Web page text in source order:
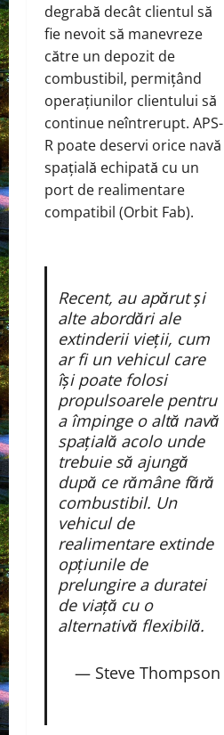
degrabă decât clientul să
fie nevoit să manevreze
către un depozit de
combustibil, permițând
operațiunilor clientului să
continue neîntrerupt. APS-
R poate deservi orice navă
spațială echipată cu un
port de realimentare
compatibil (Orbit Fab).
Recent, au apărut și
alte abordări ale
extinderii vieții, cum
ar fi un vehicul care
își poate folosi
propulsoarele pentru
a împinge o altă navă
spațială acolo unde
trebuie să ajungă
după ce rămâne fără
combustibil. Un
vehicul de
realimentare extinde
opțiunile de
prelungire a duratei
de viață cu o
alternativă flexibilă.
— Steve Thompson